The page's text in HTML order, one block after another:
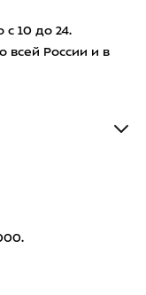
10 до 24.
всей России и в